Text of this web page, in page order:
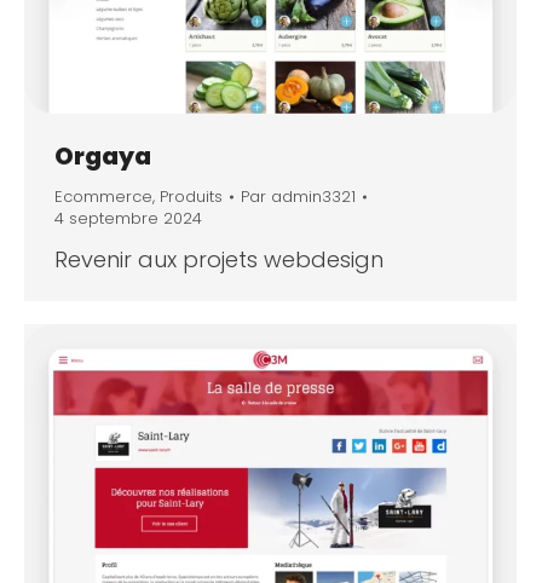
Orgaya
Ecommerce, Produits Par admin3321
4 septembre 2024
Revenir aux projets webdesign